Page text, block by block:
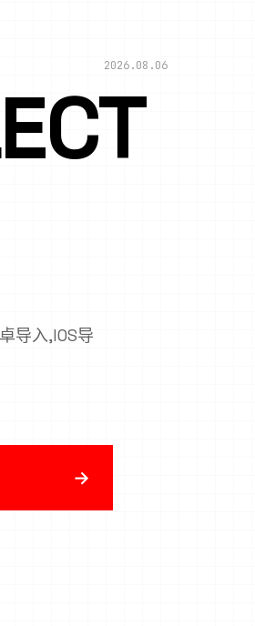
2026.08.06
导入,IOS导
→